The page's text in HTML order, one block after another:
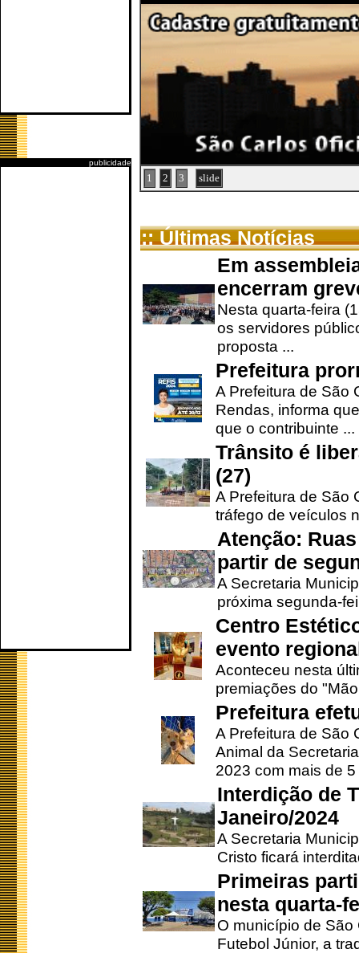
publicidade
1 2 3 slide
:: Últimas Notícias
Em
encerram
Nesta quarta-feira
os servidores
proposta ...
Prefeitura
A Prefeitura de São
Rendas, informa
que o contribuinte ...
Trânsito é
(27)
A Prefeitura de São
tráfego de veículos
Atenção:
partir de
A Secretaria
próxima segunda-
Centro
evento
Aconteceu nesta
premiações do
Prefeitura
A Prefeitura de São
Animal da
2023 com mais de 5
Interdição de
Janeiro/2024
A Secretaria
Cristo ficará
Primeiras
nesta quarta-
O município de
Futebol Júnior, a